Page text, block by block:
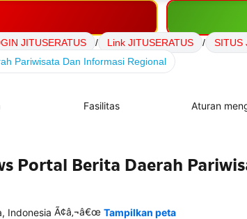
JITUSERATUS / Link JITUSERATUS / SITUS
Pariwisata Dan Informasi Regional
Fasilitas Aturan
Portal Berita Daerah
Indonesia Ã¢â‚¬â€œ Tampilkan peta